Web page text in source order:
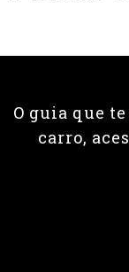
O guia que
carro,